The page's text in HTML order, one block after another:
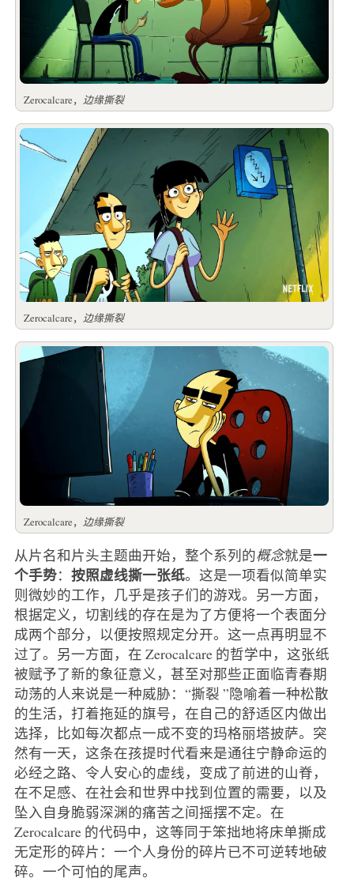
Zerocalcare， 边缘撕裂
Zerocalcare， 边缘撕裂
Zerocalcare， 边缘撕裂
从片名和片头主题曲开始，整个系列的概念就是一
个手势： 按照虚线撕一张纸。这是一项看似简单实
则微妙的工作，几乎是孩子们的游戏。另一方面，
根据定义，切割线的存在是为了方便将一个表面分
成两个部分，以便按照规定分开。这一点再明显不
过了。另一方面，在 Zerocalcare 的哲学中，这张纸
被赋予了新的象征意义，甚至对那些正面临青春期
动荡的人来说是一种威胁：“撕裂 ”隐喻着一种松散
的生活，打着拖延的旗号，在自己的舒适区内做出
选择，比如每次都点一成不变的玛格丽塔披萨。突
然有一天，这条在孩提时代看来是通往宁静命运的
必经之路、令人安心的虚线，变成了前进的山脊，
在不足感、在社会和世界中找到位置的需要，以及
坠入自身脆弱深渊的痛苦之间摇摆不定。在
Zerocalcare 的代码中，这等同于笨拙地将床单撕成
无定形的碎片：一个人身份的碎片已不可逆转地破
碎。一个可怕的尾声。